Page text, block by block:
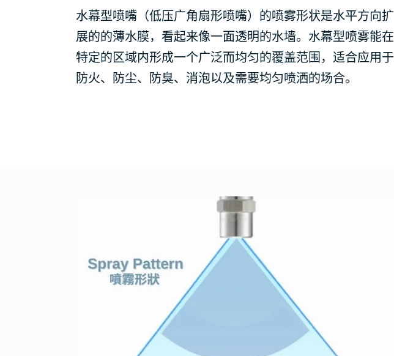
水幕型喷嘴（低压广角扇形喷嘴）的喷雾形状是水平方向扩
展的的薄水膜，看起来像一面透明的水墙。水幕型喷雾能在
特定的区域内形成一个广泛而均匀的覆盖范围，适合应用于
防火、防尘、防臭、消泡以及需要均匀喷洒的场合。